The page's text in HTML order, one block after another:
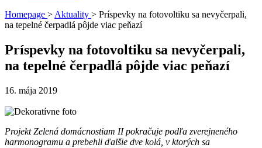
Homepage > Aktuality > Príspevky na fotovoltiku sa nevyčerpali,
na tepelné čerpadlá pôjde viac peňazí
Príspevky na fotovoltiku sa nevyčerpali,
na tepelné čerpadlá pôjde viac peňazí
16. mája 2019
Projekt Zelená domácnostiam II pokračuje podľa zverejneného
harmonogramu a prebehli ďalšie dve kolá, v ktorých sa